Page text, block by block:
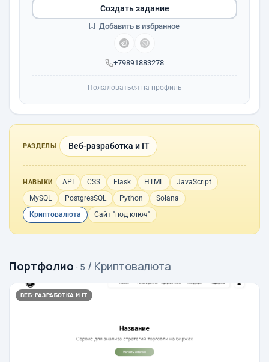
+79891883278
Создать задание
Добавить в избранное
Пожаловаться на профиль
РАЗДЕЛЫ Веб-разработка и IT
НАВЫКИ API CSS Flask HTML
JavaScript
MySQL
PostgresSQL Python
Solana
Криптовалюта
Сайт "под ключ"
Портфолио · 5 / Криптовалюта
ВЕБ-РАЗРАБОТКА И IT